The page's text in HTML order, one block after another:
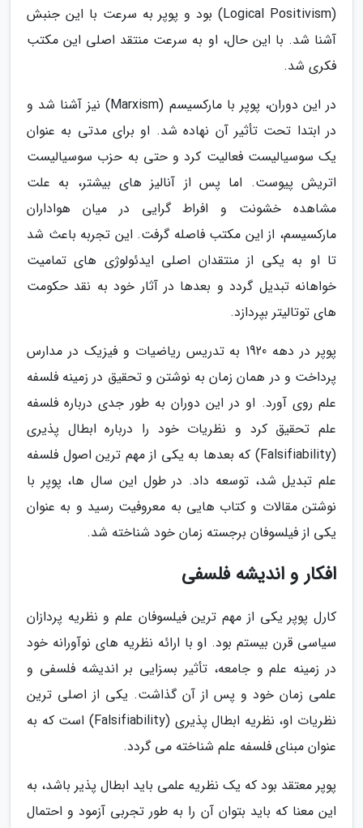
(Logical Positivism) بود و پوپر به سرعت با این جنبش
آشنا شد. با این حال، او به سرعت منتقد اصلی این مکتب
فکری شد.
در این دوران، پوپر با مارکسیسم (Marxism) نیز آشنا شد و
در ابتدا تحت تأثیر آن نهاده شد. او برای مدتی به عنوان
یک سوسیالیست فعالیت کرد و حتی به حزب سوسیالیست
اتریش پیوست. اما پس از آنالیز های بیشتر، به علت
مشاهده خشونت و افراط گرایی در میان هواداران
مارکسیسم، از این مکتب فاصله گرفت. این تجربه باعث شد
تا او به یکی از منتقدان اصلی ایدئولوژی های تمامیت
خواهانه تبدیل گردد و بعدها در آثار خود به نقد حکومت
های توتالیتر بپردازد.
پوپر در دهه 1920 به تدریس ریاضیات و فیزیک در مدارس
پرداخت و در همان زمان به نوشتن و تحقیق در زمینه فلسفه
علم روی آورد. او در این دوران به طور جدی درباره فلسفه
علم تحقیق کرد و نظریات خود را درباره ابطال پذیری
(Falsifiability) که بعدها به یکی از مهم ترین اصول فلسفه
علم تبدیل شد، توسعه داد. در طول این سال ها، پوپر با
نوشتن مقالات و کتاب هایی به معروفیت رسید و به عنوان
یکی از فیلسوفان برجسته زمان خود شناخته شد.
افکار و اندیشه فلسفی
کارل پوپر یکی از مهم ترین فیلسوفان علم و نظریه پردازان
سیاسی قرن بیستم بود. او با ارائه نظریه های نوآورانه خود
در زمینه علم و جامعه، تأثیر بسزایی بر اندیشه فلسفی و
علمی زمان خود و پس از آن گذاشت. یکی از اصلی ترین
نظریات او، نظریه ابطال پذیری (Falsifiability) است که به
عنوان مبنای فلسفه علم شناخته می گردد.
پوپر معتقد بود که یک نظریه علمی باید ابطال پذیر باشد، به
این معنا که باید بتوان آن را به طور تجربی آزمود و احتمال